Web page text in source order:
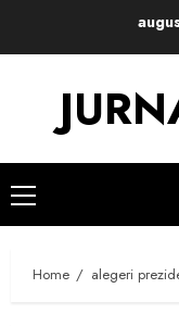
Primary
Menu
Home alegeri